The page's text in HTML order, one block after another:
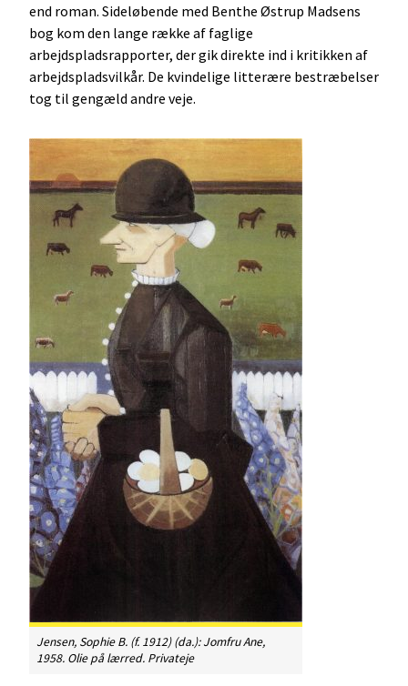
end roman. Sideløbende med Benthe Østrup Madsens
bog kom den lange række af faglige
arbejdspladsrapporter, der gik direkte ind i kritikken af
arbejdspladsvilkår. De kvindelige litterære bestræbelser
tog til gengæld andre veje.
Jensen, Sophie B. (f. 1912) (da.): Jomfru Ane,
1958. Olie på lærred. Privateje